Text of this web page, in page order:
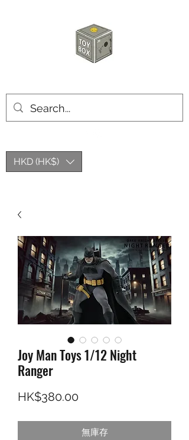
HKD (HK$)
Joy Man Toys 1/12 Night
Ranger
HK$380.00價格
無庫存